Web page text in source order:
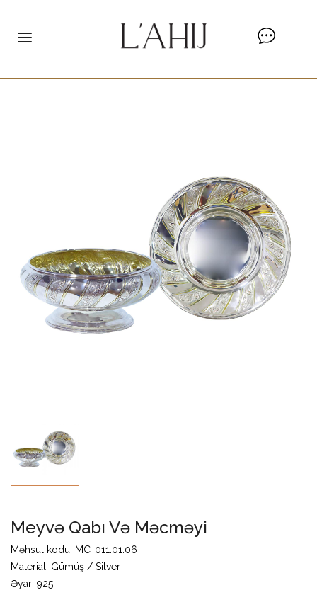
Meyvə Qabı Və Məcməyi
Məhsul kodu: MC-011.01.06
Material: Gümüş / Silver
Əyar: 925